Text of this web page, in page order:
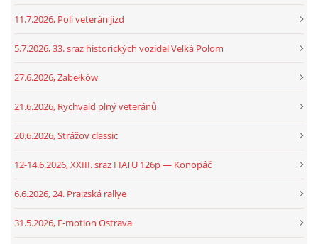
11.7.2026, Poli veterán jízd
5.7.2026, 33. sraz historických vozidel Velká Polom
27.6.2026, Zabełków
21.6.2026, Rychvald plný veteránů
20.6.2026, Strážov classic
12-14.6.2026, XXIII. sraz FIATU 126p — Konopáč
6.6.2026, 24. Prajzská rallye
31.5.2026, E-motion Ostrava